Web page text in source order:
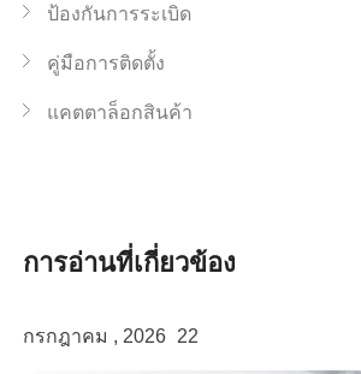
ป้องกันการระเบิด
คู่มือการติดตั้ง
แคตตาล็อกสินค้า
การอ่านที่เกี่ยวข้อง
กรกฎาคม , 2026 22